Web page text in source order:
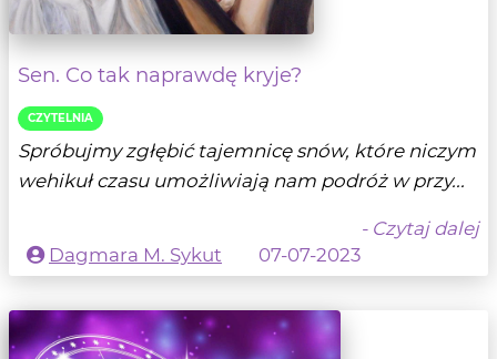
Sen. Co tak naprawdę kryje?
CZYTELNIA
Spróbujmy zgłębić tajemnicę snów, które niczym
wehikuł czasu umożliwiają nam podróż w przy...
- Czytaj dalej
Dagmara M. Sykut
07-07-2023